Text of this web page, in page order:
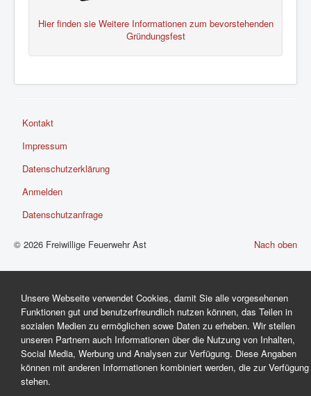
Hier finden sie Weitere Informationen zum bevorstehenden
Gründungsfest
Kontakt
Impressum
Datenschutzerklärung
Anmelden
Datenschutzanfrage
Nach oben
© 2026 Freiwillige Feuerwehr Ast
Unsere Webseite verwendet Cookies, damit Sie alle vorgesehenen
Funktionen gut und benutzerfreundlich nutzen können, das Teilen in
sozialen Medien zu ermöglichen sowe Daten zu erheben. Wir stellen
unseren Partnern auch Informationen über die Nutzung von Inhalten,
Social Media, Werbung und Analysen zur Verfügung. Diese Angaben
können mit anderen Informationen kombiniert werden, die zur Verfügung
stehen.